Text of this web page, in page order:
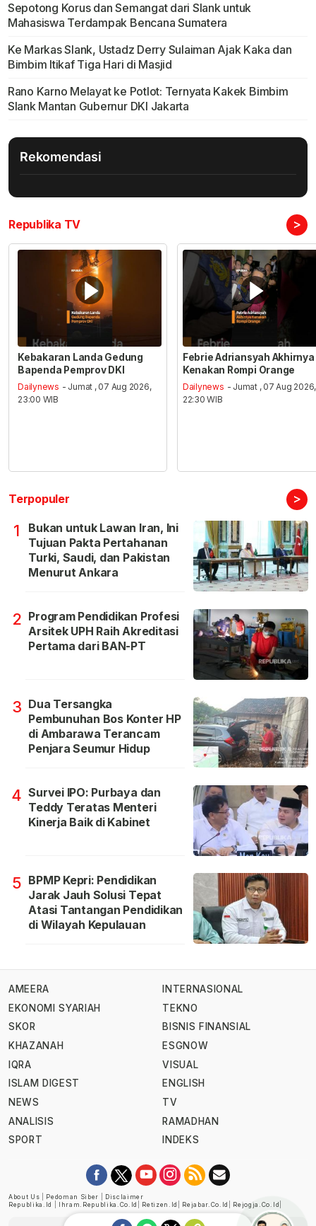
Sepotong Korus dan Semangat dari Slank untuk
Mahasiswa Terdampak Bencana Sumatera
Ke Markas Slank, Ustadz Derry Sulaiman Ajak Kaka dan
Bimbim Itikaf Tiga Hari di Masjid
Rano Karno Melayat ke Potlot: Ternyata Kakek Bimbim
Slank Mantan Gubernur DKI Jakarta
Rekomendasi
Republika TV >
Kebakaran Landa Gedung
Bapenda Pemprov DKI
Dailynews - Jumat , 07 Aug 2026,
23:00 WIB
Febrie Adriansyah Akhirnya
Kenakan Rompi Orange
Dailynews - Jumat , 07 Aug 2026,
22:30 WIB
Terpopuler >
1
Bukan untuk Lawan Iran, Ini
Tujuan Pakta Pertahanan
Turki, Saudi, dan Pakistan
Menurut Ankara
2 Program Pendidikan Profesi
Arsitek UPH Raih Akreditasi
Pertama dari BAN-PT
3 Dua Tersangka
Pembunuhan Bos Konter HP
di Ambarawa Terancam
Penjara Seumur Hidup
4 Survei IPO: Purbaya dan
Teddy Teratas Menteri
Kinerja Baik di Kabinet
5 BPMP Kepri: Pendidikan
Jarak Jauh Solusi Tepat
Atasi Tantangan Pendidikan
di Wilayah Kepulauan
AMEERA
EKONOMI SYARIAH
SKOR
KHAZANAH
IQRA
ISLAM DIGEST
NEWS
ANALISIS
SPORT
INTERNASIONAL
TEKNO
BISNIS FINANSIAL
ESGNOW
VISUAL
ENGLISH
TV
RAMADHAN
INDEKS
About Us Pedoman Siber
Disclaimer
Republika.id
Ihram.republika.co.id Retizen.id Rejabar.co.id Rejogja.co.id